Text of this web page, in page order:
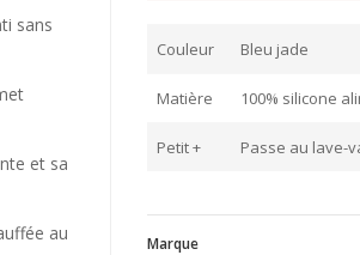
sans
et sa
au
Couleur Bleu jade
Matière 100% silicone
Petit + Passe au lave-
Marque